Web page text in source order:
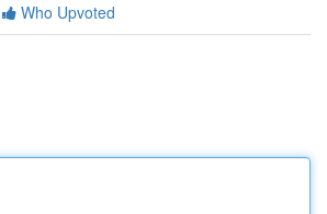
Who Upvoted